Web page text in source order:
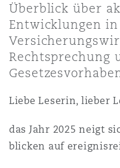
德里 – 联营办公室
斯
斯维加斯
杉矶
丁堡
拉斯哥（G1大厦）
Überblick über
Entwicklungen
Rechtsprechung
Liebe Leserin, lieber
das Jahr 2025 neigt
blicken auf